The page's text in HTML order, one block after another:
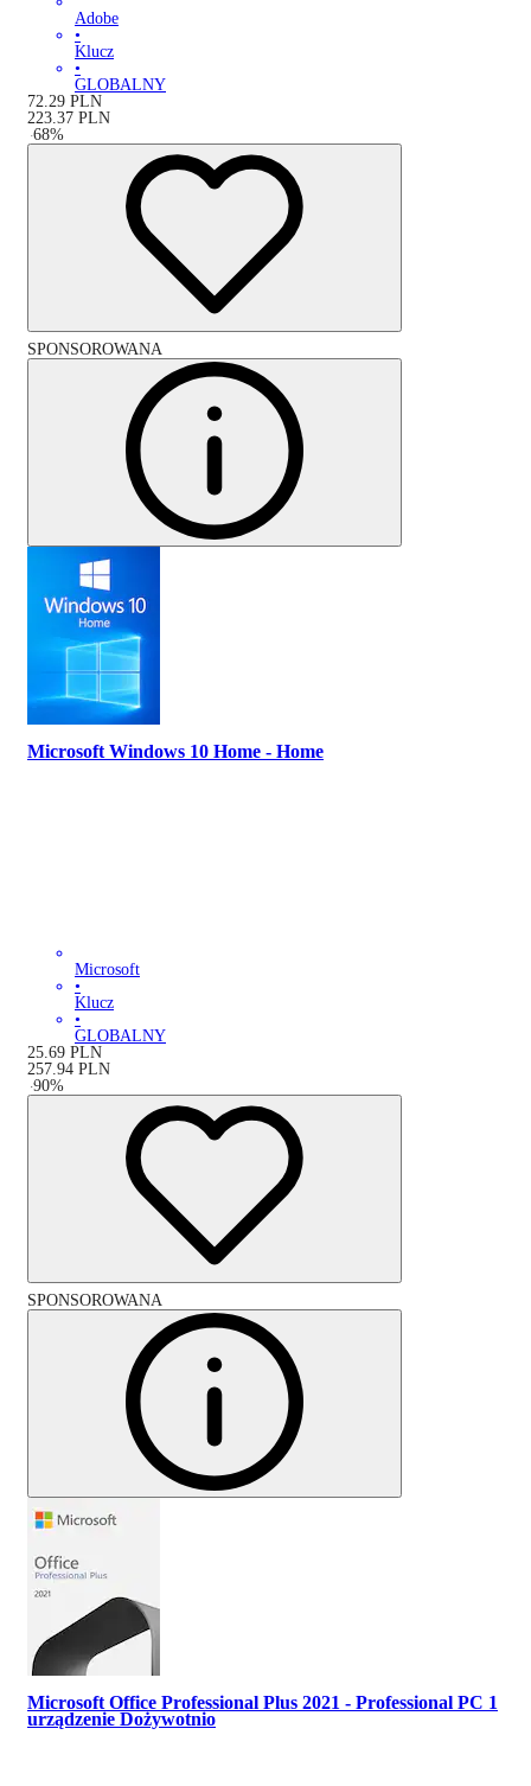
Adobe
•
Klucz
•
GLOBALNY
72.29 PLN
223.37 PLN
-68%
SPONSOROWANA
Microsoft Windows 10 Home - Home
Microsoft
•
Klucz
•
GLOBALNY
25.69 PLN
257.94 PLN
-90%
SPONSOROWANA
Microsoft Office Professional Plus 2021 - Professional PC 1
urządzenie Dożywotnio